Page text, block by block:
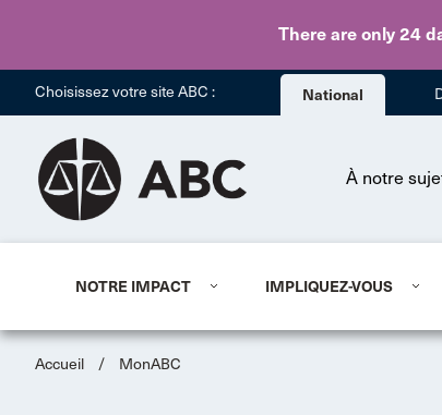
There are only 24
Choisissez votre site ABC : National
À notre
NOTRE IMPACT IMPLIQUEZ-VOUS
Accueil / MonABC